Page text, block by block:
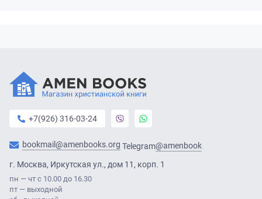
+7(926) 316-03-24
bookmail@amenbooks.org Telegram@amenbook
г. Москва, Иркутская ул., дом 11, корп. 1
пн — чт с 10.00 до 16.30
пт — выходной